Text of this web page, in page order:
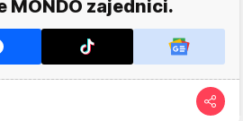
MONDO zajednici.